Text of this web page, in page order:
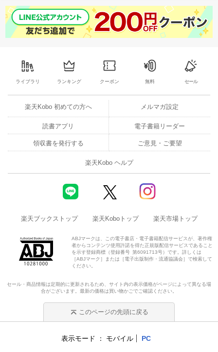
ライブラリ ランキング クーポン 無料 セール
楽天Kobo 初めての方へ メルマガ設定
読書アプリ 電子書籍リーダー
領収書を発行する ご意見・ご要望
楽天Kobo ヘルプ
楽天ブックストップ 楽天Koboトップ 楽天市場トップ
ABJマークは、この電子書店・電子書籍配信サービスが、著作権
者からコンテンツ使用許諾を得た正規版配信サービスであること
を示す登録商標（登録番号 第6091713号）です。詳しくは
［ABJマーク］または［電子出版制作・流通協議会］で検索して
ください。
セール・商品情報は定期的に更新されるため、サイト内の表示価格がページによって異なる場
合がございます。最新の価格は買い物かごでご確認ください。
このページの先頭に戻る
表示モード モバイル PC